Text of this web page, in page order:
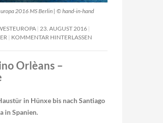
2016 MS Berlin | © hand-in-hand
23. AUGUST 2016
KOMMENTAR HINTERLASSEN
Orlèans –
in Hünxe bis nach Santiago
in Spanien.